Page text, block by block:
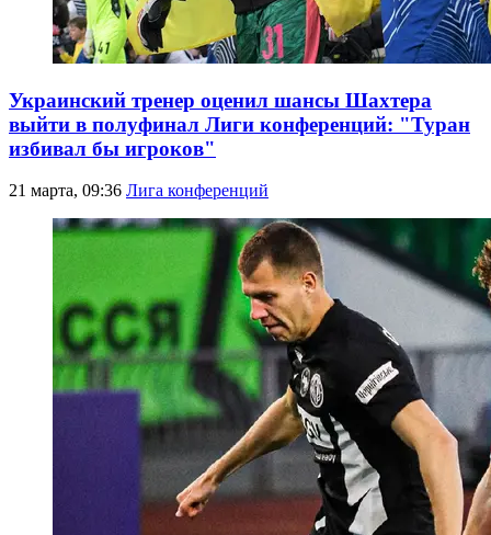
Украинский тренер оценил шансы Шахтера
выйти в полуфинал Лиги конференций: "Туран
избивал бы игроков"
21 марта, 09:36 Лига конференций